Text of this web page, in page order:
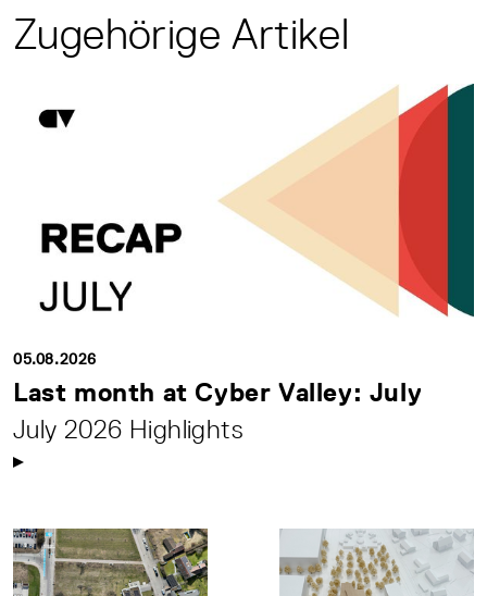
Zugehörige Artikel
05.08.2026
Last month at Cyber Valley: July
July 2026 Highlights